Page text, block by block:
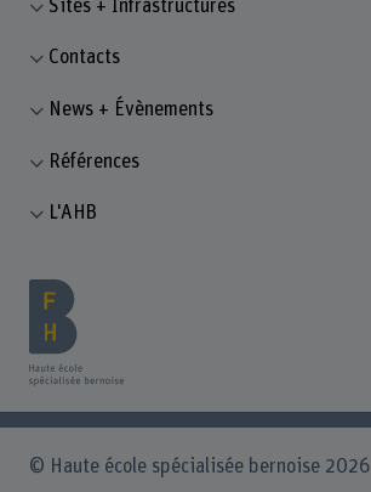
Sites + Infrastructures
Contacts
News + Évènements
Références
L'AHB
© Haute école spécialisée bernoise 2026